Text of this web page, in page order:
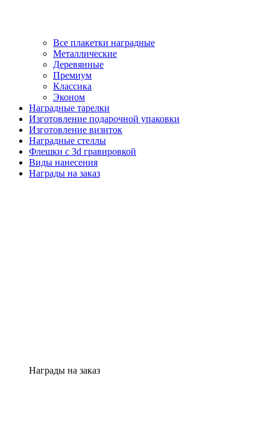
Все плакетки наградные
Металлические
Деревянные
Премиум
Классика
Эконом
Наградные тарелки
Изготовление подарочной упаковки
Изготовление визиток
Наградные стеллы
Флешки с 3d гравировкой
Виды нанесения
Награды на заказ
Награды на заказ